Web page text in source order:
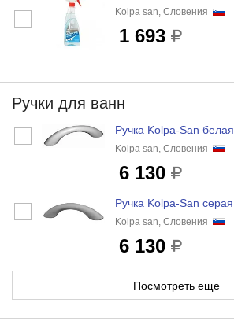
Kolpa san, Словения
1 693
Ручки для ванн
Ручка Kolpa-San белая
Kolpa san, Словения
6 130
Ручка Kolpa-San серая
Kolpa san, Словения
6 130
Посмотреть еще